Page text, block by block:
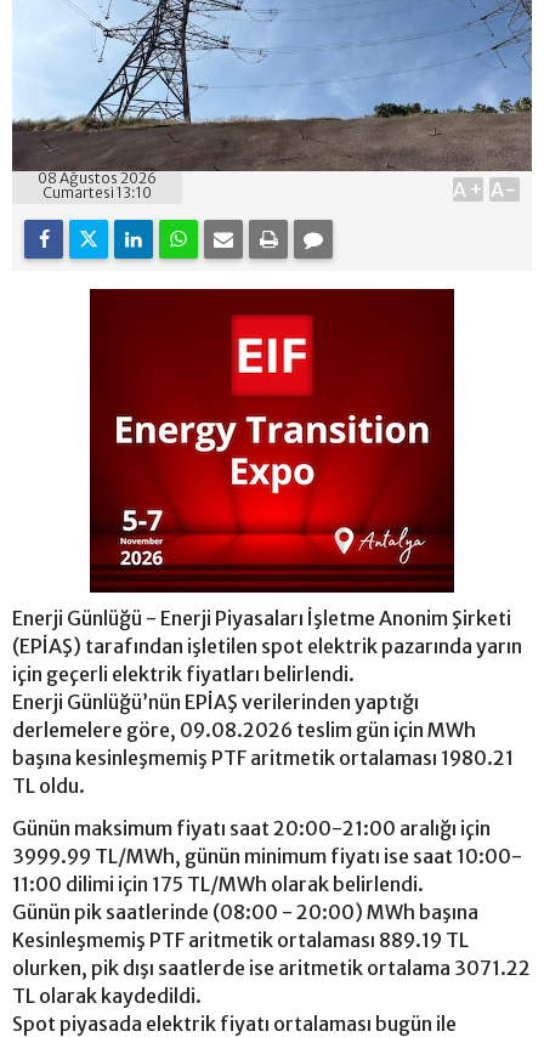
08 Ağustos 2026
Cumartesi 13:10
A+ A-
Enerji Günlüğü - Enerji Piyasaları İşletme Anonim Şirketi
(EPİAŞ) tarafından işletilen spot elektrik pazarında yarın
için geçerli elektrik fiyatları belirlendi.
Enerji Günlüğü’nün EPİAŞ verilerinden yaptığı
derlemelere göre, 09.08.2026 teslim gün için MWh
başına kesinleşmemiş PTF aritmetik ortalaması 1980.21
TL oldu.
Günün maksimum fiyatı saat 20:00-21:00 aralığı için
3999.99 TL/MWh, günün minimum fiyatı ise saat 10:00-
11:00 dilimi için 175 TL/MWh olarak belirlendi.
Günün pik saatlerinde (08:00 - 20:00) MWh başına
Kesinleşmemiş PTF aritmetik ortalaması 889.19 TL
olurken, pik dışı saatlerde ise aritmetik ortalama 3071.22
TL olarak kaydedildi.
Spot piyasada elektrik fiyatı ortalaması bugün ile